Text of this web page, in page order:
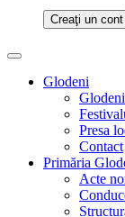
Creaţi un cont
Glodeni
Presa
Contact
Primăria
Acte